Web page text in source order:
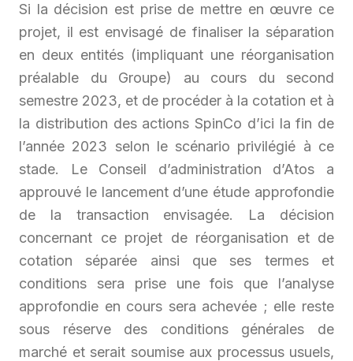
Si la décision est prise de mettre en œuvre ce
projet, il est envisagé de finaliser la séparation
en deux entités (impliquant une réorganisation
préalable du Groupe) au cours du second
semestre 2023, et de procéder à la cotation et à
la distribution des actions SpinCo d’ici la fin de
l’année 2023 selon le scénario privilégié à ce
stade. Le Conseil d’administration d’Atos a
approuvé le lancement d’une étude approfondie
de la transaction envisagée. La décision
concernant ce projet de réorganisation et de
cotation séparée ainsi que ses termes et
conditions sera prise une fois que l’analyse
approfondie en cours sera achevée ; elle reste
sous réserve des conditions générales de
marché et serait soumise aux processus usuels,